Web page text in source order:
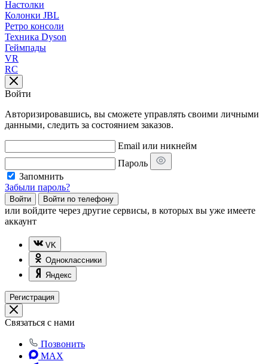
Настолки
Колонки JBL
Ретро консоли
Техника Dyson
Геймпады
VR
RC
Войти
Авторизировавшись, вы сможете управлять своими личными
данными, следить за состоянием заказов.
Email или никнейм
Пароль
Запомнить
Забыли пароль?
Войти Войти по телефону
или войдите через другие сервисы, в которых вы уже имеете
аккаунт
VK
Одноклассники
Яндекс
Регистрация
Связаться с нами
Позвонить
MAX